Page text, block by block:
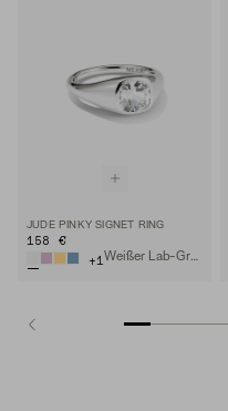
JUDE PINKY SIGNET RING
158 €
+1